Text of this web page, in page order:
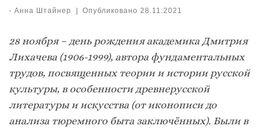
- Анна Штайнер | Опубликовано 28.11.2021
28 ноября – день рождения академика Дмитрия
Лихачева (1906-1999), автора фундаментальных
трудов, посвященных теории и истории русской
культуры, в особенности древнерусской
литературы и искусства (от иконописи до
анализа тюремного быта заключённых). Были в